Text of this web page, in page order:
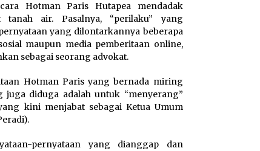
Hotman Paris Hutapea mendadak
air. Pasalnya, “perilaku” yang
yang dilontarkannya beberapa
maupun media pemberitaan online,
sebagai seorang advokat.
Hotman Paris yang bernada miring
juga diduga adalah untuk “menyerang”
kini menjabat sebagai Ketua Umum
pernyataan yang dianggap dan